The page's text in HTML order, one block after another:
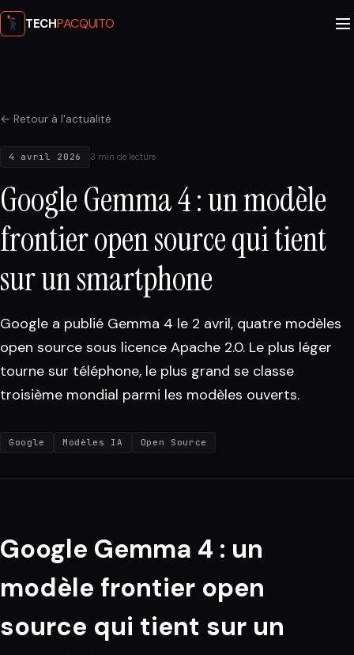
TECHPACQUITO
← Retour à l'actualité
4 avril 2026 3 min de lecture
Google Gemma 4 : un modèle
frontier open source qui tient
sur un smartphone
Google a publié Gemma 4 le 2 avril, quatre modèles
open source sous licence Apache 2.0. Le plus léger
tourne sur téléphone, le plus grand se classe
troisième mondial parmi les modèles ouverts.
Google Modèles IA Open Source
Google Gemma 4 : un
modèle frontier open
source qui tient sur un